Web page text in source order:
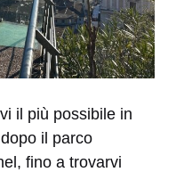
il più possibile in
il parco
fino a trovarvi